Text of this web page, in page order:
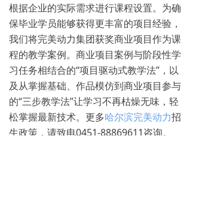
根据企业的实际需求进行课程设置。为确
保毕业学员能够获得更丰富的项目经验，
我们将完美动力集团获奖商业项目作为课
程的教学案例。商业项目案例与阶段性学
习任务相结合的“项目驱动式教学法”，以
及从掌握基础、作品模仿到商业项目参与
的“三步教学法”让学习不再枯燥无味，轻
松掌握最新技术。更多哈尔滨完美动力招
生政策，请致电0451-88869611咨询。